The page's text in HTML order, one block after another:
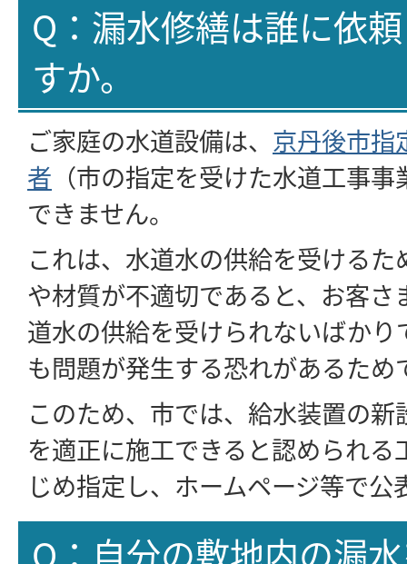
Q：漏水修繕は誰に依
すか。
ご家庭の水道設備は、 京丹後市指
者 （市の指定を受けた水道工事
できません。
これは、水道水の供給を受ける
や材質が不適切であると、お客さ
道水の供給を受けられないばか
も問題が発生する恐れがあるため
このため、市では、給水装置の
を適正に施工できると認められ
じめ指定し、ホームページ等で公
Q：自分の敷地内の漏